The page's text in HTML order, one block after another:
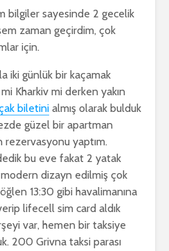
bilgiler sayesinde 2 gecelik
zaman geçirdim, çok
için.
iki günlük bir kaçamak
Kharkiv mi derken yakın
biletini almış olarak bulduk
güzel bir apartman
yaptım.
bu eve fakat 2 yatak
dizayn edilmiş çok
13:30 gibi havalimanına
lifecell sim card aldık
var, hemen bir taksiye
200 Grivna taksi parası